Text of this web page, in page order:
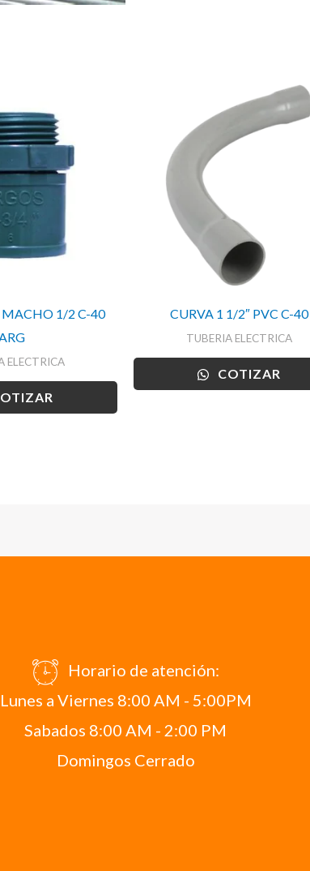
1/2 C-40
ELECTRICA
CURVA 1 1/2″ PVC C-40
TUBERIA ELECTRICA
COTIZAR
Horario de atención:
Lunes a Viernes 8:00 AM - 5:00PM
Sabados 8:00 AM - 2:00 PM
Domingos Cerrado